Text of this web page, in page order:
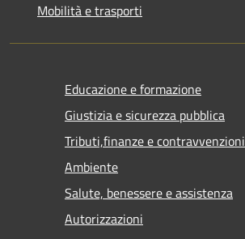
Mobilità e trasporti
Educazione e formazione
Giustizia e sicurezza pubblica
Tributi,finanze e contravvenzioni
Ambiente
Salute, benessere e assistenza
Autorizzazioni